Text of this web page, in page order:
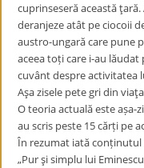
cuprinseseră această
deranjeze atât pe ciocoii
austro-ungară care pune
aceea toți care i-au
cuvânt despre activitatea
Aşa zisele pete gri din
O teoria actuală este așa-
au scris peste 15 cărți pe
În rezumat iată conținutul
„Pur şi simplu lui